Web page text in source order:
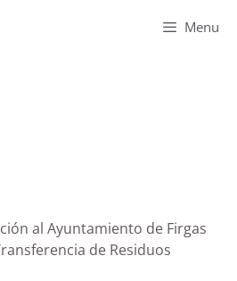
Menu
al Ayuntamiento de Firgas
de Residuos